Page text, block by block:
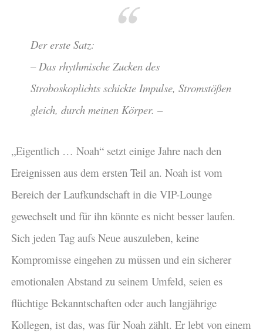
Der erste Satz:
– Das rhythmische Zucken des
Stroboskoplichts schickte Impulse, Stromstößen
gleich, durch meinen Körper. –
„Eigentlich … Noah“ setzt einige Jahre nach den
Ereignissen aus dem ersten Teil an. Noah ist vom
Bereich der Laufkundschaft in die VIP-Lounge
gewechselt und für ihn könnte es nicht besser laufen.
Sich jeden Tag aufs Neue auszuleben, keine
Kompromisse eingehen zu müssen und ein sicherer
emotionalen Abstand zu seinem Umfeld, seien es
flüchtige Bekanntschaften oder auch langjährige
Kollegen, ist das, was für Noah zählt. Er lebt von einem